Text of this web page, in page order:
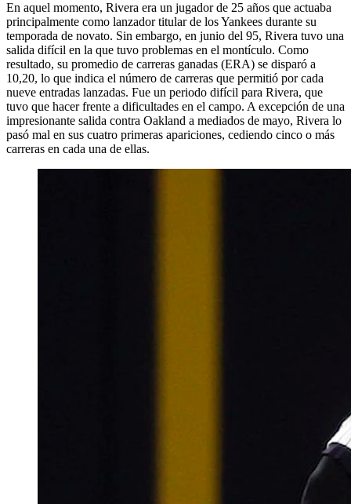
En aquel momento, Rivera era un jugador de 25 años que actuaba
principalmente como lanzador titular de los Yankees durante su
temporada de novato. Sin embargo, en junio del 95, Rivera tuvo una
salida difícil en la que tuvo problemas en el montículo. Como
resultado, su promedio de carreras ganadas (ERA) se disparó a
10,20, lo que indica el número de carreras que permitió por cada
nueve entradas lanzadas. Fue un periodo difícil para Rivera, que
tuvo que hacer frente a dificultades en el campo. A excepción de una
impresionante salida contra Oakland a mediados de mayo, Rivera lo
pasó mal en sus cuatro primeras apariciones, cediendo cinco o más
carreras en cada una de ellas.